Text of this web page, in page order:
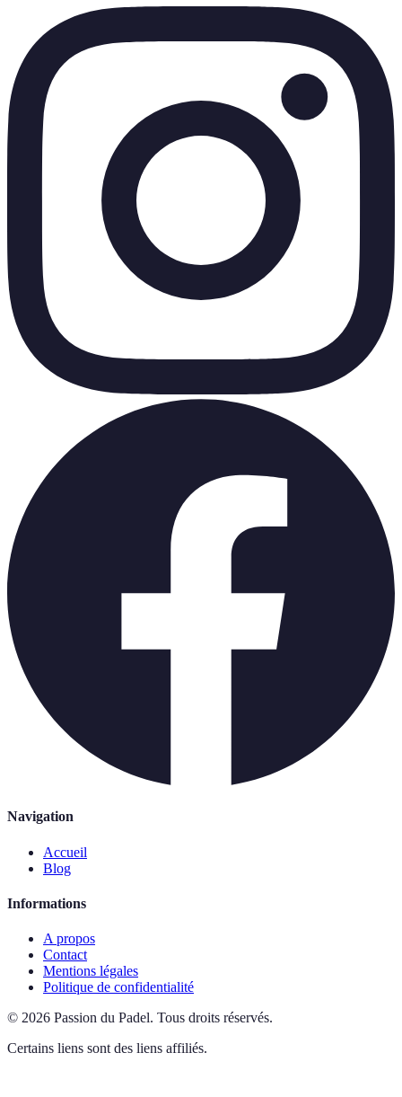
Navigation
Accueil
Blog
Informations
A propos
Contact
Mentions légales
Politique de confidentialité
© 2026 Passion du Padel. Tous droits réservés.
Certains liens sont des liens affiliés.